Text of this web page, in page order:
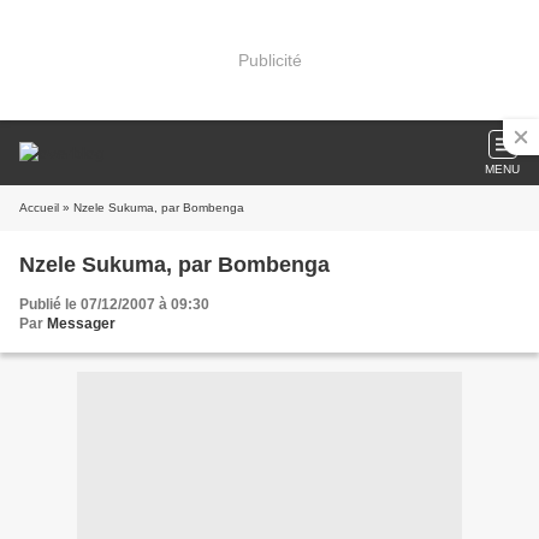
Publicité
MENU
Accueil » Nzele Sukuma, par Bombenga
Nzele Sukuma, par Bombenga
Publié le 07/12/2007 à 09:30
Par Messager